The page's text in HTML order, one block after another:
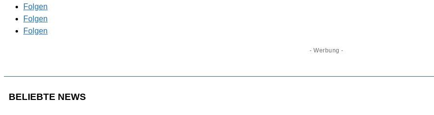
Folgen
Folgen
Folgen
- Werbung -
BELIEBTE NEWS